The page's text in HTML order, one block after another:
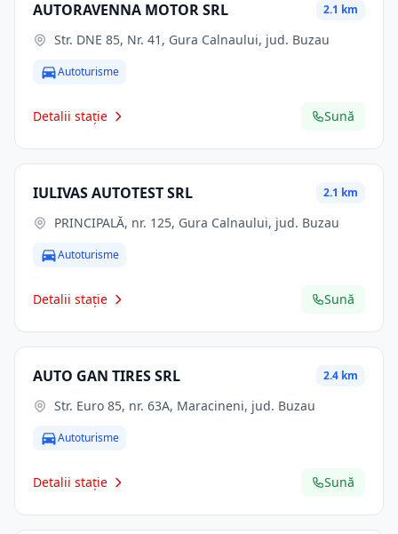
AUTORAVENNA MOTOR SRL 2.1 km
Str. DNE 85, Nr. 41, Gura Calnaului, jud. Buzau
Autoturisme
Detalii stație Sună
IULIVAS AUTOTEST SRL 2.1 km
PRINCIPALĂ, nr. 125, Gura Calnaului, jud. Buzau
Autoturisme
Detalii stație Sună
AUTO GAN TIRES SRL 2.4 km
Str. Euro 85, nr. 63A, Maracineni, jud. Buzau
Autoturisme
Detalii stație Sună